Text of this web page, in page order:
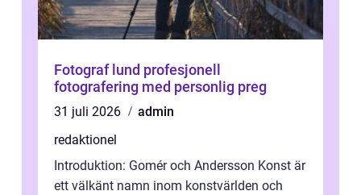
Fotograf lund profesjonell
fotografering med personlig preg
31 juli 2026
admin
redaktionel
Introduktion: Gomér och Andersson Konst är
ett välkänt namn inom konstvärlden och